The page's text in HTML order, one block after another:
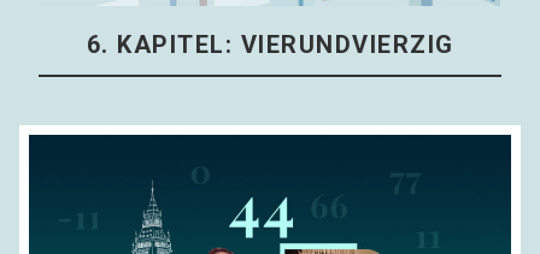
Kinosaal
6. KAPITEL: VIERUNDVIERZIG